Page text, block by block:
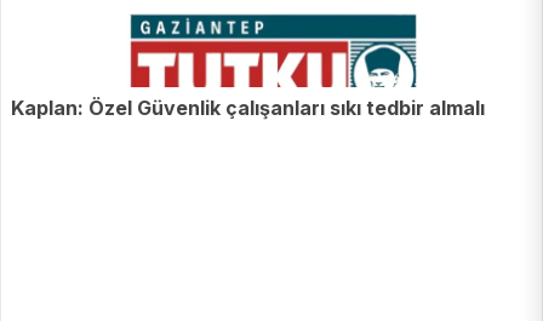
Kaplan: Özel Güvenlik çalışanları sıkı tedbir almalı